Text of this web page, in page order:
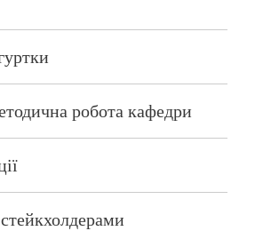
робота кафедри